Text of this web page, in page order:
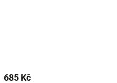
685 Kč